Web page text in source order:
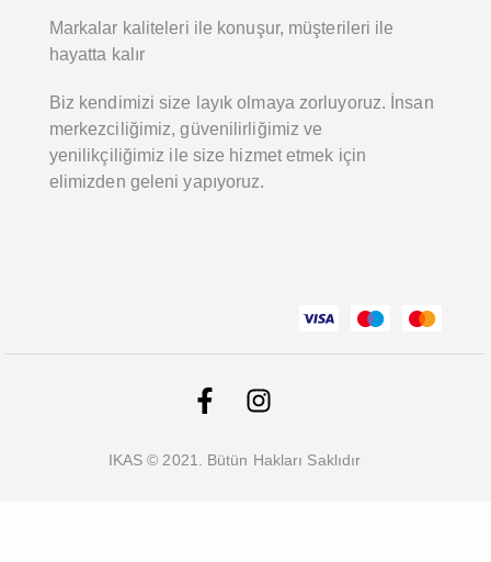
Markalar kaliteleri ile konuşur, müşterileri ile
hayatta kalır
Biz kendimizi size layık olmaya zorluyoruz. İnsan
merkezciliğimiz, güvenilirliğimiz ve
yenilikçiliğimiz ile size hizmet etmek için
elimizden geleni yapıyoruz.
IKAS © 2021. Bütün Hakları Saklıdır